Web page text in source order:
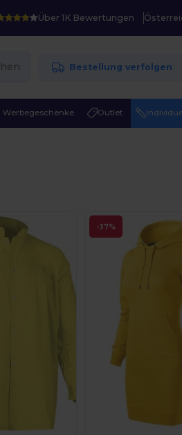
Über 1K Bewertungen
Bestellung verfolgen
Werbegeschenke Outlet
-37%